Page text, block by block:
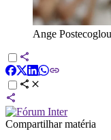
Ange
Compartilhar matéria